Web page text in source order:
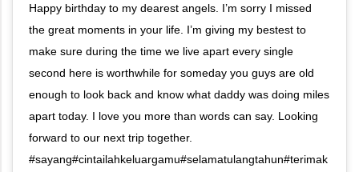
Happy birthday to my dearest angels. I’m sorry I missed
the great moments in your life. I’m giving my bestest to
make sure during the time we live apart every single
second here is worthwhile for someday you guys are old
enough to look back and know what daddy was doing miles
apart today. I love you more than words can say. Looking
forward to our next trip together.
#sayang#cintailahkeluargamu#selamatulangtahun#terimak